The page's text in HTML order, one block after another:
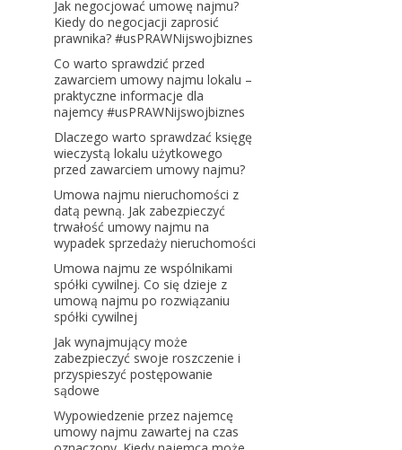
Jak negocjować umowę najmu?
Kiedy do negocjacji zaprosić
prawnika? #usPRAWNijswojbiznes
Co warto sprawdzić przed
zawarciem umowy najmu lokalu –
praktyczne informacje dla
najemcy #usPRAWNijswojbiznes
Dlaczego warto sprawdzać księgę
wieczystą lokalu użytkowego
przed zawarciem umowy najmu?
Umowa najmu nieruchomości z
datą pewną. Jak zabezpieczyć
trwałość umowy najmu na
wypadek sprzedaży nieruchomości
Umowa najmu ze wspólnikami
spółki cywilnej. Co się dzieje z
umową najmu po rozwiązaniu
spółki cywilnej
Jak wynajmujący może
zabezpieczyć swoje roszczenie i
przyspieszyć postępowanie
sądowe
Wypowiedzenie przez najemcę
umowy najmu zawartej na czas